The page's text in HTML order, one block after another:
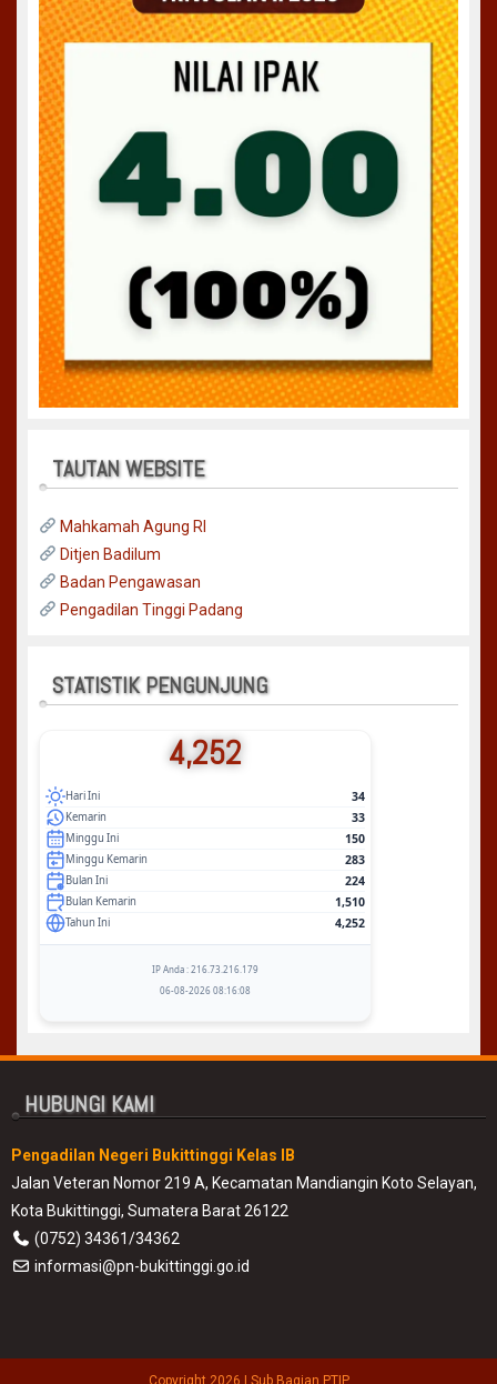
TAUTAN WEBSITE
Mahkamah Agung RI
Ditjen Badilum
Badan Pengawasan
Pengadilan Tinggi Padang
STATISTIK PENGUNJUNG
4,252
Hari Ini 34
Kemarin 33
Minggu Ini 150
Minggu Kemarin 283
Bulan Ini 224
Bulan Kemarin 1,510
Tahun Ini 4,252
IP Anda : 216.73.216.179
06-08-2026 08:16:08
HUBUNGI KAMI
Pengadilan Negeri Bukittinggi Kelas IB
Jalan Veteran Nomor 219 A, Kecamatan Mandiangin Koto Selayan,
Kota Bukittinggi, Sumatera Barat 26122
(0752) 34361/34362
informasi@pn-bukittinggi.go.id
Copyright 2026 | Sub Bagian PTIP